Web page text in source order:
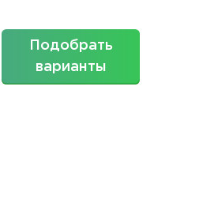
Подобрать
варианты